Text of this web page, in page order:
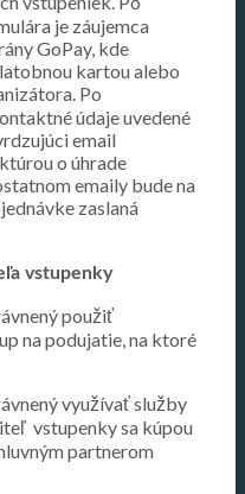
je záujemca
GoPay, kde
kartou alebo
Po
údaje uvedené
email
o úhrade
emaily bude na
zaslaná
vstupenky
použiť
na podujatie, na ktoré
využívať služby
vstupenky sa kúpou
partnerom